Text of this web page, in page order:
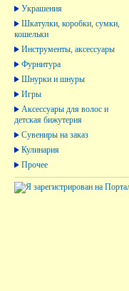
Украшения
Шкатулки, коробки, сумки,
кошельки
Инструменты, аксессуары
Фурнитура
Шнурки и шнуры
Игры
Аксессуары для волос и
детская бижутерия
Сувениры на заказ
Кулинария
Прочее